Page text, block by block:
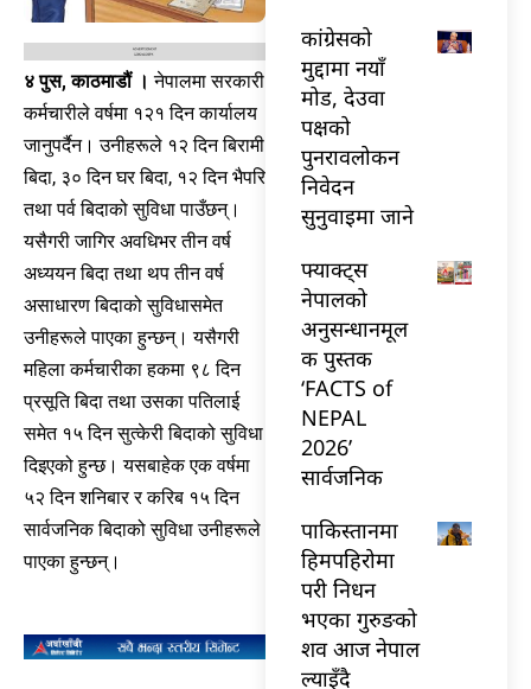
४ पुस, काठमाडौं ।नेपालमा सरकारी
कर्मचारीले वर्षमा १२१ दिन कार्यालय
जानुपर्दैन। उनीहरूले १२ दिन बिरामी
बिदा, ३० दिन घर बिदा, १२ दिन भैपरि
तथा पर्व बिदाको सुविधा पाउँछन्।
यसैगरी जागिर अवधिभर तीन वर्ष
अध्ययन बिदा तथा थप तीन वर्ष
असाधारण बिदाको सुविधासमेत
उनीहरूले पाएका हुन्छन्। यसैगरी
महिला कर्मचारीका हकमा ९८ दिन
प्रसूति बिदा तथा उसका पतिलाई
समेत १५ दिन सुत्केरी बिदाको सुविधा
दिइएको हुन्छ। यसबाहेक एक वर्षमा
५२ दिन शनिबार र करिब १५ दिन
सार्वजनिक बिदाको सुविधा उनीहरूले
पाएका हुन्छन्।
कांग्रेसको
मुद्दामा नयाँ
मोड, देउवा
पक्षको
पुनरावलोकन
निवेदन
सुनुवाइमा जाने
फ्याक्ट्स
नेपालको
अनुसन्धानमूल
क पुस्तक
‘FACTS of
NEPAL
2026’
सार्वजनिक
पाकिस्तानमा
हिमपहिरोमा
परी निधन
भएका गुरुङको
शव आज नेपाल
ल्याइँदै